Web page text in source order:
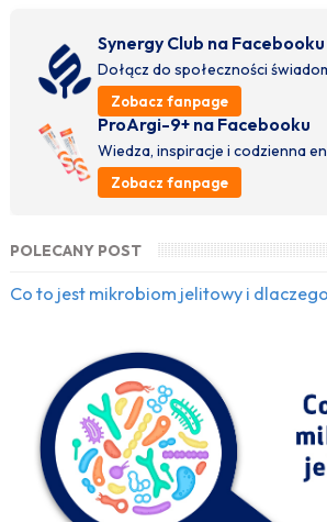
Synergy Club na Facebooku
Dołącz do społeczności
Zobacz fanpage
ProArgi-9+ na Facebooku
Wiedza, inspiracje i codzienna
Zobacz fanpage
POLECANY POST
Co to jest mikrobiom jelitowy i